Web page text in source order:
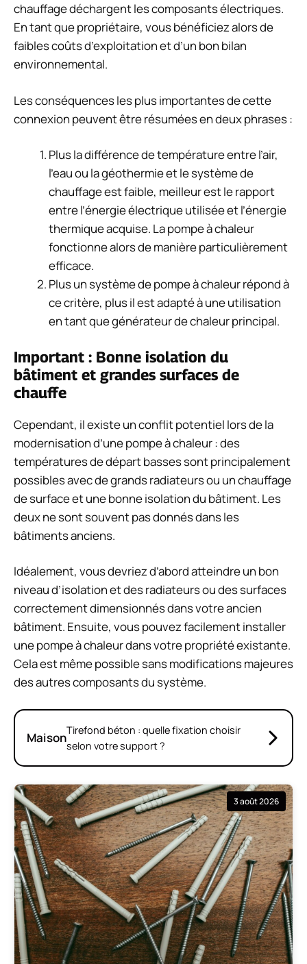
chauffage déchargent les composants électriques.
En tant que propriétaire, vous bénéficiez alors de
faibles coûts d’exploitation et d’un bon bilan
environnemental.
Les conséquences les plus importantes de cette
connexion peuvent être résumées en deux phrases :
Plus la différence de température entre l’air,
l’eau ou la géothermie et le système de
chauffage est faible, meilleur est le rapport
entre l’énergie électrique utilisée et l’énergie
thermique acquise. La pompe à chaleur
fonctionne alors de manière particulièrement
efficace.
Plus un système de pompe à chaleur répond à
ce critère, plus il est adapté à une utilisation
en tant que générateur de chaleur principal.
Important : Bonne isolation du
bâtiment et grandes surfaces de
chauffe
Cependant, il existe un conflit potentiel lors de la
modernisation d’une pompe à chaleur : des
températures de départ basses sont principalement
possibles avec de grands radiateurs ou un chauffage
de surface et une bonne isolation du bâtiment. Les
deux ne sont souvent pas donnés dans les
bâtiments anciens.
Idéalement, vous devriez d’abord atteindre un bon
niveau d’isolation et des radiateurs ou des surfaces
correctement dimensionnés dans votre ancien
bâtiment. Ensuite, vous pouvez facilement installer
une pompe à chaleur dans votre propriété existante.
Cela est même possible sans modifications majeures
des autres composants du système.
MaisonTirefond béton : quelle fixation choisir
selon votre support ?
3 août 2026